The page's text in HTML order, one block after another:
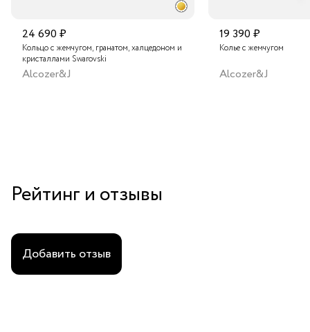
24 690 ₽
Кольцо с жемчугом, гранатом, халцедоном и
кристаллами Swarovski
Alcozer&J
19 390 ₽
Колье с жемчугом
Alcozer&J
Рейтинг и отзывы
Добавить отзыв